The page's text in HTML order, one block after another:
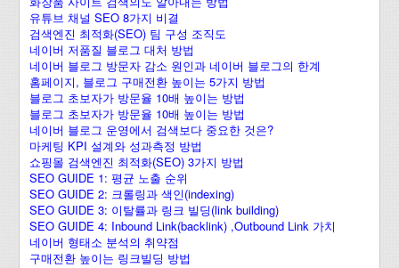
유튜브 채널 SEO 8가지 비결
검색엔진 최적화(SEO) 팀 구성 조직도
네이버 저품질 블로그 대처 방법
네이버 블로그 방문자 감소 원인과 네이버 블로그의 한계
홈페이지, 블로그 구매전환 높이는 5가지 방법
블로그 초보자가 방문율 10배 높이는 방법
블로그 초보자가 방문율 10배 높이는 방법
네이버 블로그 운영에서 검색보다 중요한 것은?
마케팅 KPI 설계와 성과측정 방법
쇼핑몰 검색엔진 최적화(SEO) 3가지 방법
SEO GUIDE 1: 평균 노출 순위
SEO GUIDE 2: 크롤링과 색인(indexing)
SEO GUIDE 3: 이탈률과 링크 빌딩(link building)
SEO GUIDE 4: Inbound Link(backlink) ,Outbound Link 가치
네이버 형태소 분석의 취약점
구매전환 높이는 링크빌딩 방법